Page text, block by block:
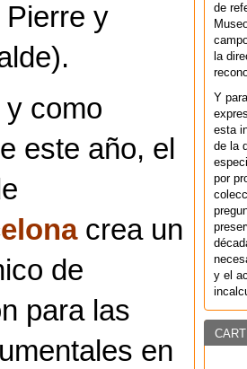
Pierre y
como
este año, el
crea un
de
para las
en
de
la
Y
esta
de la
por
y el